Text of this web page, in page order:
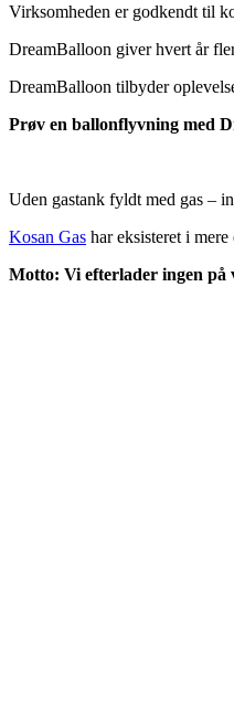
Virksomheden er godkendt til
DreamBalloon giver hvert år
DreamBalloon tilbyder
Prøv en ballonflyvning med
Uden gastank fyldt med gas –
Kosan Gas har eksisteret i
Motto: Vi efterlader ingen på